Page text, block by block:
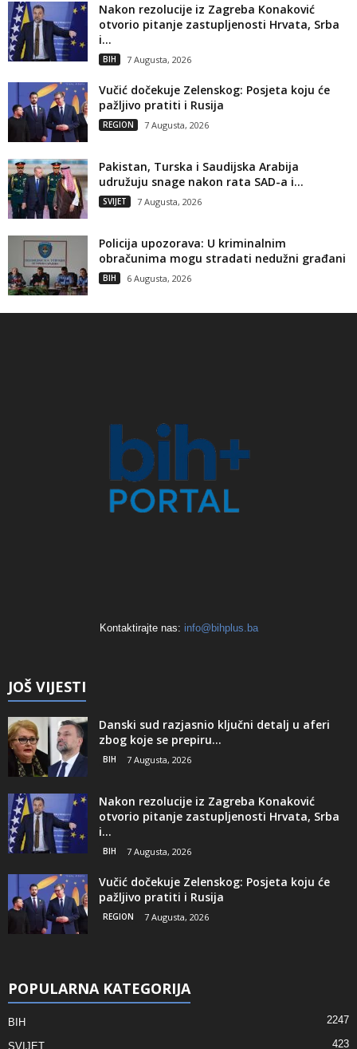
Nakon rezolucije iz Zagreba Konaković
otvorio pitanje zastupljenosti Hrvata, Srba
i...
BIH 7 Augusta, 2026
Vučić dočekuje Zelenskog: Posjeta koju će
pažljivo pratiti i Rusija
REGION 7 Augusta, 2026
Pakistan, Turska i Saudijska Arabija
udružuju snage nakon rata SAD-a i...
SVIJET 7 Augusta, 2026
Policija upozorava: U kriminalnim
obračunima mogu stradati nedužni građani
BIH 6 Augusta, 2026
Kontaktirajte nas: info@bihplus.ba
JOŠ VIJESTI
Danski sud razjasnio ključni detalj u aferi
zbog koje se prepiru...
BIH 7 Augusta, 2026
Nakon rezolucije iz Zagreba Konaković
otvorio pitanje zastupljenosti Hrvata, Srba
i...
BIH 7 Augusta, 2026
Vučić dočekuje Zelenskog: Posjeta koju će
pažljivo pratiti i Rusija
REGION 7 Augusta, 2026
POPULARNA KATEGORIJA
BIH 2247
SVIJET 423